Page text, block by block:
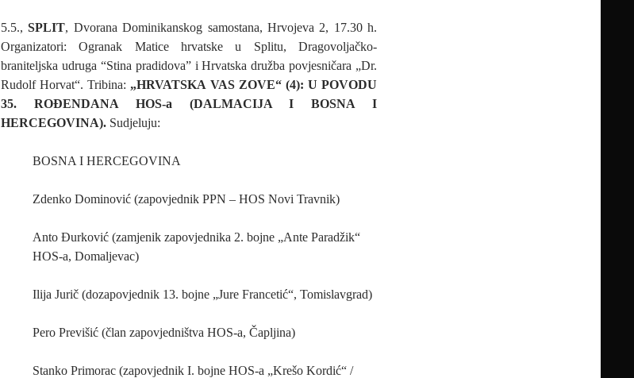
5.5.,SPLIT, Dvorana Dominikanskog samostana, Hrvojeva 2, 17.30 h.
Organizatori: Ogranak Matice hrvatske u Splitu, Dragovoljačko-
braniteljska udruga “Stina pradidova” i Hrvatska družba povjesničara „Dr.
Rudolf Horvat“. Tribina: „HRVATSKA VAS ZOVE“ (4): U POVODU
35. ROĐENDANA HOS-a (DALMACIJA I BOSNA I
HERCEGOVINA). Sudjeluju:
BOSNA I HERCEGOVINA
Zdenko Dominović (zapovjednik PPN – HOS Novi Travnik)
Anto Đurković (zamjenik zapovjednika 2. bojne „Ante Paradžik“
HOS-a, Domaljevac)
Ilija Jurič (dozapovjednik 13. bojne „Jure Francetić“, Tomislavgrad)
Pero Previšić (član zapovjedništva HOS-a, Čapljina)
Stanko Primorac (zapovjednik I. bojne HOS-a „Krešo Kordić“ /